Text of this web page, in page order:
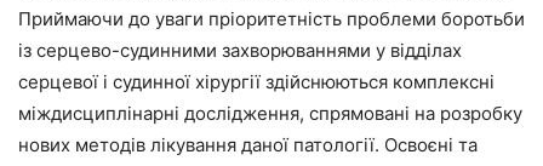
Приймаючи до уваги пріоритетність проблеми боротьби
із серцево-судинними захворюваннями у відділах
серцевої і судинної хірургії здійснюються комплексні
міждисциплінарні дослідження, спрямовані на розробку
нових методів лікування даної патології. Освоєні та